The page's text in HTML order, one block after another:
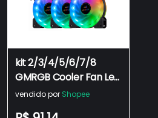
kit 2/3/4/5/6/7/8
GMRGB Cooler Fan Led
RGB 120mm 12cm
vendido por Shopee